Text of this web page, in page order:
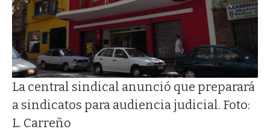
La central sindical anunció que preparará
a sindicatos para audiencia judicial. Foto:
L. Carreño